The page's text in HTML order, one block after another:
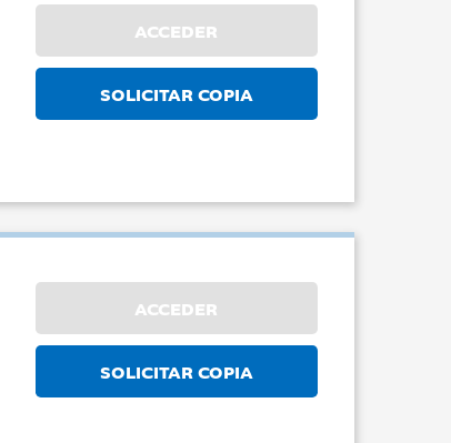
ACCEDER
SOLICITAR COPIA
ACCEDER
SOLICITAR COPIA